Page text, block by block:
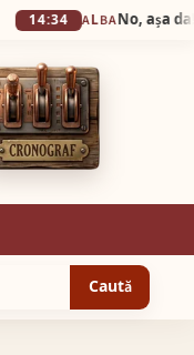
ALBANo, așa da! La
Caută